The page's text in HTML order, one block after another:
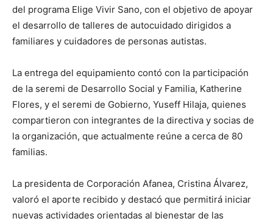
del programa Elige Vivir Sano, con el objetivo de apoyar
el desarrollo de talleres de autocuidado dirigidos a
familiares y cuidadores de personas autistas.
La entrega del equipamiento contó con la participación
de la seremi de Desarrollo Social y Familia, Katherine
Flores, y el seremi de Gobierno, Yuseff Hilaja, quienes
compartieron con integrantes de la directiva y socias de
la organización, que actualmente reúne a cerca de 80
familias.
La presidenta de Corporación Afanea, Cristina Álvarez,
valoró el aporte recibido y destacó que permitirá iniciar
nuevas actividades orientadas al bienestar de las